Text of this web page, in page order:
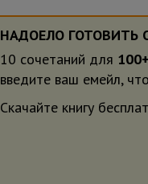
НАДОЕЛО ГОТОВИТЬ
10 сочетаний для
введите ваш емейл,
Скачайте книгу